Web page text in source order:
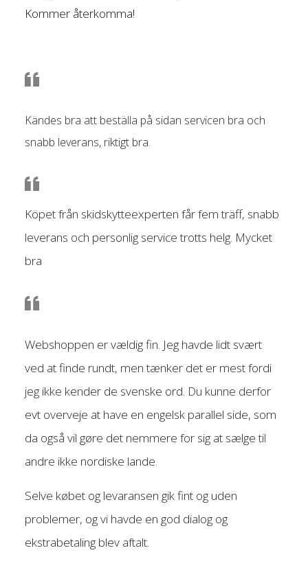
Kommer återkomma!
Kändes bra att beställa på sidan servicen bra och
snabb leverans, riktigt bra.
Köpet från skidskytteexperten får fem träff, snabb
leverans och personlig service trotts helg. Mycket
bra
Webshoppen er vældig fin. Jeg havde lidt svært
ved at finde rundt, men tænker det er mest fordi
jeg ikke kender de svenske ord. Du kunne derfor
evt overveje at have en engelsk parallel side, som
da også vil gøre det nemmere for sig at sælge til
andre ikke nordiske lande.
Selve købet og levaransen gik fint og uden
problemer, og vi havde en god dialog og
ekstrabetaling blev aftalt.